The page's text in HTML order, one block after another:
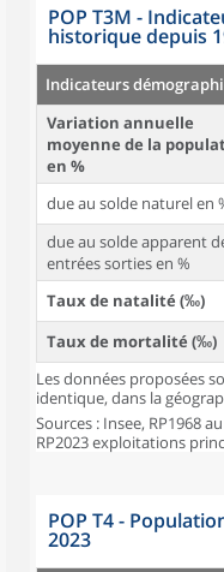
POP T3M -
historique depuis
Indicateurs
Variation annuelle
moyenne de la
en %
due au solde naturel en
due au solde apparent
entrées sorties en %
Taux de natalité (‰)
Taux de mortalité (‰)
Les données proposées
identique, dans la
Sources : Insee, RP1968
RP2023 exploitations
POP T4 -
2023